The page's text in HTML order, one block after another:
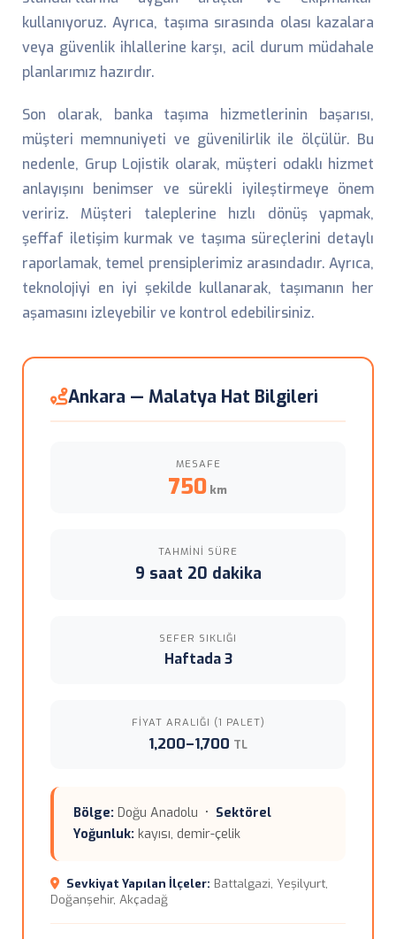
kullanıyoruz. Ayrıca, taşıma sırasında olası kazalara
veya güvenlik ihlallerine karşı, acil durum müdahale
planlarımız hazırdır.
Son olarak, banka taşıma hizmetlerinin başarısı,
müşteri memnuniyeti ve güvenilirlik ile ölçülür. Bu
nedenle, Grup Lojistik olarak, müşteri odaklı hizmet
anlayışını benimser ve sürekli iyileştirmeye önem
veririz. Müşteri taleplerine hızlı dönüş yapmak,
şeffaf iletişim kurmak ve taşıma süreçlerini detaylı
raporlamak, temel prensiplerimiz arasındadır. Ayrıca,
teknolojiyi en iyi şekilde kullanarak, taşımanın her
aşamasını izleyebilir ve kontrol edebilirsiniz.
Ankara — Malatya Hat Bilgileri
MESAFE
750 km
TAHMINI SÜRE
9 saat 20 dakika
SEFER SIKLIĞI
Haftada 3
FIYAT ARALIĞI (1 PALET)
1,200–1,700 TL
Bölge: Doğu Anadolu • Sektörel
Yoğunluk: kayısı, demir-çelik
Sevkiyat Yapılan İlçeler: Battalgazi, Yeşilyurt,
Doğanşehir, Akçadağ